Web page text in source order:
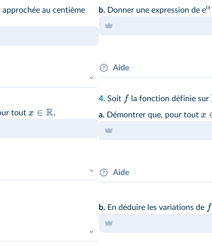
approchée au centième
toutx ∈ R.
démontre ainsi la
b. Donner une expression de eα
Aide
les
notamment utiliser le lien
4. Soit f la fonction définie sur
a. Démontrer que, pour tout x
Aide
Puis, en transformant cette
le résultat.
b. En déduire les variations de f